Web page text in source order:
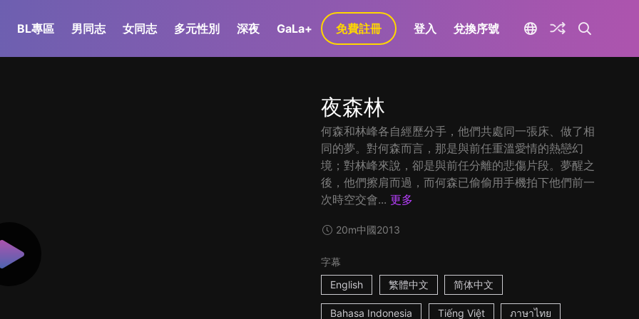
BL專區 男同志 女同志 多元性別 深夜 GaLa+ 免費註冊 登入 兌換序號
夜森林
何森和林峰各自經歷分手，他們共處同一張床、做了相
同的夢。對何森而言，那是與前任重溫愛情的熱戀幻
境；對林峰來說，卻是與前任分離的悲傷片段。夢醒之
後，他們擦肩而過，而何森已偷偷用手機拍下他們前一
次時空交會... 更多
20m中國2013
字幕
English
繁體中文 简体中文
Bahasa Indonesia Tiếng Việt ภาษาไทย